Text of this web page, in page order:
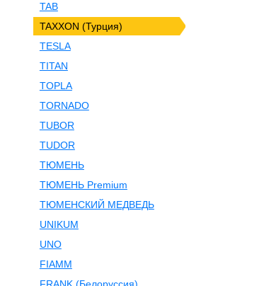
TAB
TAXXON (Турция)
TESLA
TITAN
TOPLA
TORNADO
TUBOR
TUDOR
ТЮМЕНЬ
ТЮМЕНЬ Premium
ТЮМЕНСКИЙ МЕДВЕДЬ
UNIKUM
UNO
FIAMM